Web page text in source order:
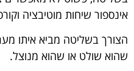
אינספור שיחות מוטיבציה
הצורך בשליטה מביא איתו
שהוא שולט או שהוא מנוצל.